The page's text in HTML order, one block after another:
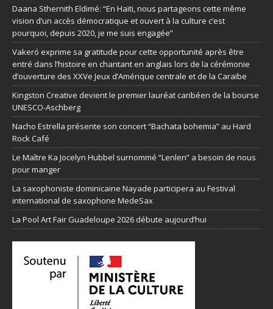
Daana Sthernith Eldimé: “En Haïti, nous partageons cette même
vision d’un accès démocratique et ouvert à la culture c’est
pourquoi, depuis 2020, je me suis engagée”
Vakeró exprime sa gratitude pour cette opportunité après être
entré dans l’histoire en chantant en anglais lors de la cérémonie
d’ouverture des XXVe Jeux d’Amérique centrale et de la Caraïbe
Kingston Creative devient le premier lauréat caribéen de la bourse
UNESCO-Aschberg
Nacho Estrella présente son concert “Bachata bohemia” au Hard
Rock Café
Le Maître Ka Jocelyn Hubbel surnommé “Lenlen” a besoin de nous
pour manger
La saxophoniste dominicaine Nayade participera au Festival
international de saxophone MedeSax
La Pool Art Fair Guadeloupe 2026 débute aujourd’hui